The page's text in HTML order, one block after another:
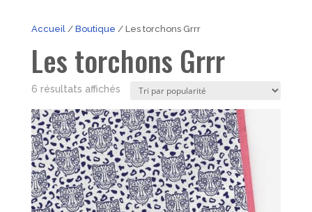
Accueil/ Boutique / Les torchons Grrr
Les torchons Grrr
6 résultats affichésTrié
popularité